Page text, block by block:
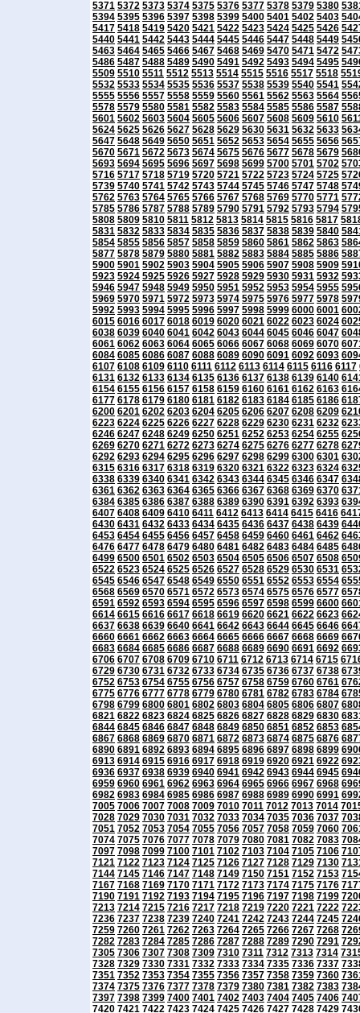
5371 5372 5373 5374 5375 5376 5377 5378 5379 5380
5394 5395 5396 5397 5398 5399 5400 5401 5402 5403
5417 5418 5419 5420 5421 5422 5423 5424 5425 5426
5440 5441 5442 5443 5444 5445 5446 5447 5448 5449
5463 5464 5465 5466 5467 5468 5469 5470 5471 5472
5486 5487 5488 5489 5490 5491 5492 5493 5494 5495
5509 5510 5511 5512 5513 5514 5515 5516 5517 5518
5532 5533 5534 5535 5536 5537 5538 5539 5540 5541
5555 5556 5557 5558 5559 5560 5561 5562 5563 5564
5578 5579 5580 5581 5582 5583 5584 5585 5586 5587
5601 5602 5603 5604 5605 5606 5607 5608 5609 5610
5624 5625 5626 5627 5628 5629 5630 5631 5632 5633
5647 5648 5649 5650 5651 5652 5653 5654 5655 5656
5670 5671 5672 5673 5674 5675 5676 5677 5678 5679
5693 5694 5695 5696 5697 5698 5699 5700 5701 5702
5716 5717 5718 5719 5720 5721 5722 5723 5724 5725
5739 5740 5741 5742 5743 5744 5745 5746 5747 5748
5762 5763 5764 5765 5766 5767 5768 5769 5770 5771
5785 5786 5787 5788 5789 5790 5791 5792 5793 5794
5808 5809 5810 5811 5812 5813 5814 5815 5816 5817
5831 5832 5833 5834 5835 5836 5837 5838 5839 5840
5854 5855 5856 5857 5858 5859 5860 5861 5862 5863
5877 5878 5879 5880 5881 5882 5883 5884 5885 5886
5900 5901 5902 5903 5904 5905 5906 5907 5908 5909
5923 5924 5925 5926 5927 5928 5929 5930 5931 5932
5946 5947 5948 5949 5950 5951 5952 5953 5954 5955
5969 5970 5971 5972 5973 5974 5975 5976 5977 5978
5992 5993 5994 5995 5996 5997 5998 5999 6000 6001
6015 6016 6017 6018 6019 6020 6021 6022 6023 6024
6038 6039 6040 6041 6042 6043 6044 6045 6046 6047
6061 6062 6063 6064 6065 6066 6067 6068 6069 6070
6084 6085 6086 6087 6088 6089 6090 6091 6092 6093
6107 6108 6109 6110 6111 6112 6113 6114 6115 6116 6117
6131 6132 6133 6134 6135 6136 6137 6138 6139 6140
6154 6155 6156 6157 6158 6159 6160 6161 6162 6163
6177 6178 6179 6180 6181 6182 6183 6184 6185 6186
6200 6201 6202 6203 6204 6205 6206 6207 6208 6209
6223 6224 6225 6226 6227 6228 6229 6230 6231 6232
6246 6247 6248 6249 6250 6251 6252 6253 6254 6255
6269 6270 6271 6272 6273 6274 6275 6276 6277 6278
6292 6293 6294 6295 6296 6297 6298 6299 6300 6301
6315 6316 6317 6318 6319 6320 6321 6322 6323 6324
6338 6339 6340 6341 6342 6343 6344 6345 6346 6347
6361 6362 6363 6364 6365 6366 6367 6368 6369 6370
6384 6385 6386 6387 6388 6389 6390 6391 6392 6393
6407 6408 6409 6410 6411 6412 6413 6414 6415 6416
6430 6431 6432 6433 6434 6435 6436 6437 6438 6439
6453 6454 6455 6456 6457 6458 6459 6460 6461 6462
6476 6477 6478 6479 6480 6481 6482 6483 6484 6485
6499 6500 6501 6502 6503 6504 6505 6506 6507 6508
6522 6523 6524 6525 6526 6527 6528 6529 6530 6531
6545 6546 6547 6548 6549 6550 6551 6552 6553 6554
6568 6569 6570 6571 6572 6573 6574 6575 6576 6577
6591 6592 6593 6594 6595 6596 6597 6598 6599 6600
6614 6615 6616 6617 6618 6619 6620 6621 6622 6623
6637 6638 6639 6640 6641 6642 6643 6644 6645 6646
6660 6661 6662 6663 6664 6665 6666 6667 6668 6669
6683 6684 6685 6686 6687 6688 6689 6690 6691 6692
6706 6707 6708 6709 6710 6711 6712 6713 6714 6715
6729 6730 6731 6732 6733 6734 6735 6736 6737 6738
6752 6753 6754 6755 6756 6757 6758 6759 6760 6761
6775 6776 6777 6778 6779 6780 6781 6782 6783 6784
6798 6799 6800 6801 6802 6803 6804 6805 6806 6807
6821 6822 6823 6824 6825 6826 6827 6828 6829 6830
6844 6845 6846 6847 6848 6849 6850 6851 6852 6853
6867 6868 6869 6870 6871 6872 6873 6874 6875 6876
6890 6891 6892 6893 6894 6895 6896 6897 6898 6899
6913 6914 6915 6916 6917 6918 6919 6920 6921 6922
6936 6937 6938 6939 6940 6941 6942 6943 6944 6945
6959 6960 6961 6962 6963 6964 6965 6966 6967 6968
6982 6983 6984 6985 6986 6987 6988 6989 6990 6991
7005 7006 7007 7008 7009 7010 7011 7012 7013 7014
7028 7029 7030 7031 7032 7033 7034 7035 7036 7037
7051 7052 7053 7054 7055 7056 7057 7058 7059 7060
7074 7075 7076 7077 7078 7079 7080 7081 7082 7083
7097 7098 7099 7100 7101 7102 7103 7104 7105 7106
7121 7122 7123 7124 7125 7126 7127 7128 7129 7130
7144 7145 7146 7147 7148 7149 7150 7151 7152 7153
7167 7168 7169 7170 7171 7172 7173 7174 7175 7176
7190 7191 7192 7193 7194 7195 7196 7197 7198 7199
7213 7214 7215 7216 7217 7218 7219 7220 7221 7222
7236 7237 7238 7239 7240 7241 7242 7243 7244 7245
7259 7260 7261 7262 7263 7264 7265 7266 7267 7268
7282 7283 7284 7285 7286 7287 7288 7289 7290 7291
7305 7306 7307 7308 7309 7310 7311 7312 7313 7314
7328 7329 7330 7331 7332 7333 7334 7335 7336 7337
7351 7352 7353 7354 7355 7356 7357 7358 7359 7360
7374 7375 7376 7377 7378 7379 7380 7381 7382 7383
7397 7398 7399 7400 7401 7402 7403 7404 7405 7406
7420 7421 7422 7423 7424 7425 7426 7427 7428 7429